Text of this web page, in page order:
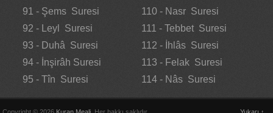
91 - Şems Suresi
92 - Leyl Suresi
93 - Duhâ Suresi
94 - İnşirâh Suresi
95 - Tîn Suresi
110 - Nasr Suresi
111 - Tebbet Suresi
112 - İhlâs Suresi
113 - Felak Suresi
114 - Nâs Suresi